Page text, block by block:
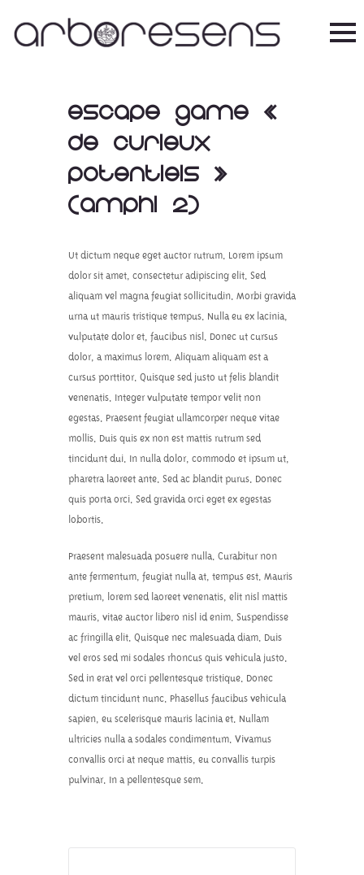
Escape game «
De curieux
potentiels »
(Amphi 2)
Ut dictum neque eget auctor rutrum. Lorem ipsum
dolor sit amet, consectetur adipiscing elit. Sed
aliquam vel magna feugiat sollicitudin. Morbi gravida
urna ut mauris tristique tempus. Nulla eu ex lacinia,
vulputate dolor et, faucibus nisl. Donec ut cursus
dolor, a maximus lorem. Aliquam aliquam est a
cursus porttitor. Quisque sed justo ut felis blandit
venenatis. Integer vulputate tempor velit non
egestas. Praesent feugiat ullamcorper neque vitae
mollis. Duis quis ex non est mattis rutrum sed
tincidunt dui. In nulla dolor, commodo et ipsum ut,
pharetra laoreet ante. Sed ac blandit purus. Donec
quis porta orci. Sed gravida orci eget ex egestas
lobortis.
Praesent malesuada posuere nulla. Curabitur non
ante fermentum, feugiat nulla at, tempus est. Mauris
pretium, lorem sed laoreet venenatis, elit nisl mattis
mauris, vitae auctor libero nisl id enim. Suspendisse
ac fringilla elit. Quisque nec malesuada diam. Duis
vel eros sed mi sodales rhoncus quis vehicula justo.
Sed in erat vel orci pellentesque tristique. Donec
dictum tincidunt nunc. Phasellus faucibus vehicula
sapien, eu scelerisque mauris lacinia et. Nullam
ultricies nulla a sodales condimentum. Vivamus
convallis orci at neque mattis, eu convallis turpis
pulvinar. In a pellentesque sem.